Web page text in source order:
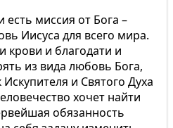
миссия от Бога –
Иисуса для всего мира.
и благодати и
из вида любовь Бога,
и Святого Духа
хочет найти
обязанность